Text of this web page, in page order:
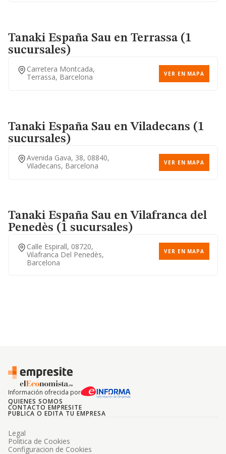
Tanaki España Sau en Terrassa (1
sucursales)
Carretera Montcada,
Terrassa, Barcelona
VER EN MAPA
Tanaki España Sau en Viladecans (1
sucursales)
Avenida Gava, 38, 08840,
Viladecans, Barcelona
VER EN MAPA
Tanaki España Sau en Vilafranca del
Penedès (1 sucursales)
Calle Espirall, 08720,
Vilafranca Del Penedès,
Barcelona
VER EN MAPA
Información ofrecida por
QUIENES SOMOS
CONTACTO EMPRESITE
PUBLICA O EDITA TU EMPRESA
Legal
Politica de Cookies
Configuracion de Cookies